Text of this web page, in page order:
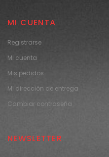
MI CUENTA
Registrarse
Mi cuenta
Mis pedidos
Mi dirección de entrega
Cambiar contraseña
NEWSLETTER